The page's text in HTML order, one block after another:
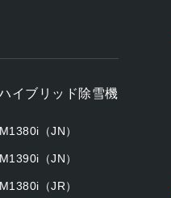
イブリッド除雪機
（JN）
（JN）
（JR）